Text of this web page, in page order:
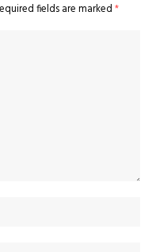
fields are marked *